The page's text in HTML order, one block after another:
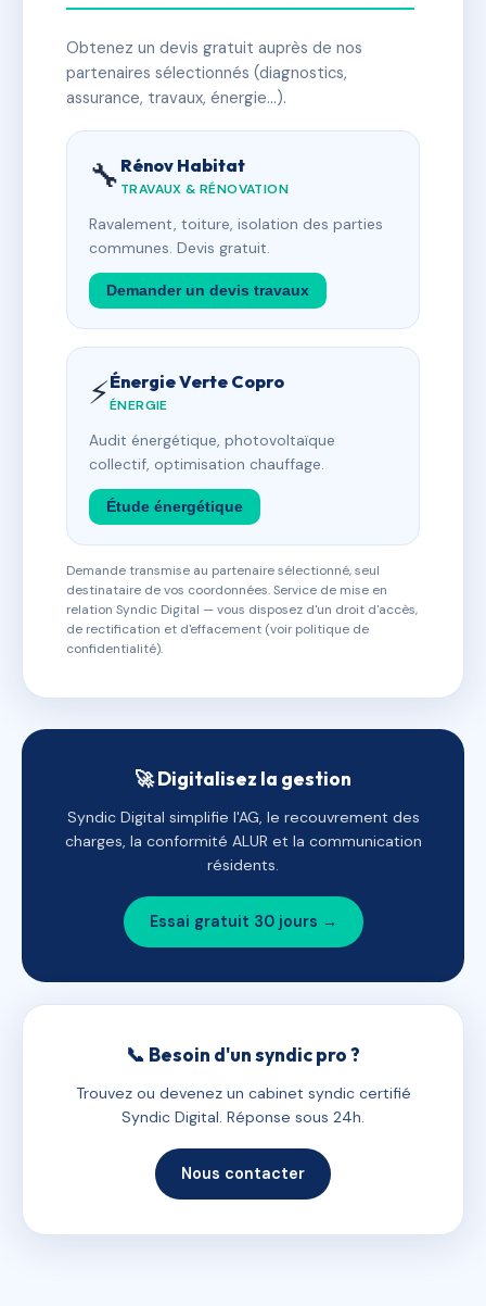
Obtenez un devis gratuit auprès de nos
partenaires sélectionnés (diagnostics,
assurance, travaux, énergie…).
🔧 Rénov Habitat
TRAVAUX & RÉNOVATION
Ravalement, toiture, isolation des parties
communes. Devis gratuit.
Demander un devis travaux
⚡Énergie Verte Copro
ÉNERGIE
Audit énergétique, photovoltaïque
collectif, optimisation chauffage.
Étude énergétique
Demande transmise au partenaire sélectionné, seul
destinataire de vos coordonnées. Service de mise en
relation Syndic Digital — vous disposez d'un droit d'accès,
de rectification et d'effacement (voir politique de
confidentialité).
🚀 Digitalisez la gestion
Syndic Digital simplifie l'AG, le recouvrement des
charges, la conformité ALUR et la communication
résidents.
Essai gratuit 30 jours →
📞 Besoin d'un syndic pro ?
Trouvez ou devenez un cabinet syndic certifié
Syndic Digital. Réponse sous 24h.
Nous contacter